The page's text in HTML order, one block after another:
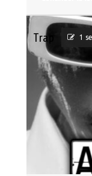
Trap 1